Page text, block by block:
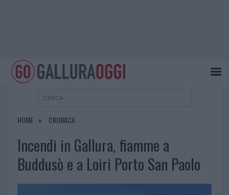
HOME CRONACA
Incendi in Gallura, fiamme a
Buddusò e a Loiri Porto San Paolo